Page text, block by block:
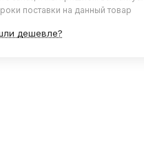
поставки на данный товар
дешевле?